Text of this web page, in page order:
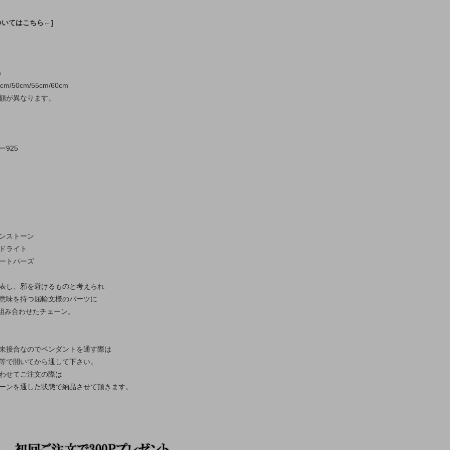
いてはこちら←]
50cm/55cm/60cm
が異なります。
925
ストーン
ライト
トパーズ
し、邪を避けるものと考えられ
味を持つ屈輪文様のパーツに
合わせたチェーン。
接合なのでペンダントを通す際は
で開いてから通して下さい。
せてご注文の際は
ンを通した状態で納品させて頂きます。